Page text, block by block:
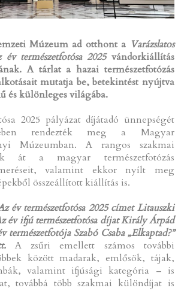
Múzeum ad otthont a Varázslatos
természetfotósa 2025vándorkiállítás
A tárlat a hazai természetfotózás
mutatja be, betekintést nyújtva
és különleges világába.
2025 pályázat díjátadó ünnepségét
rendezték meg a Magyar
Múzeumban. A rangos szakmai
át a magyar természetfotózás
valamint ekkor nyílt meg
összeállított kiállítás is.
év természetfotósa 2025 címet Litauszki
év ifjú természetfotósa díjat Király Árpád
természetfotója Szabó Csaba „Elkaptad?”
A zsűri emellett számos további
között madarak, emlősök, tájak,
valamint ifjúsági kategória – is
továbbá több szakmai különdíjat is